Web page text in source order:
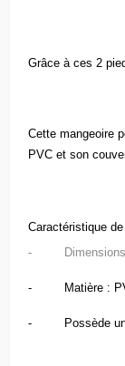
Grâce à ces 2
Cette mangeoire
PVC et son
Caractéristique
- Dimensions :
- Matière :
- Possède une